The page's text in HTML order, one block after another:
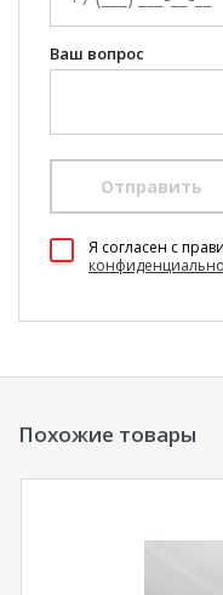
Ваш вопрос
Отправить
Я согласен c
Похожие товары